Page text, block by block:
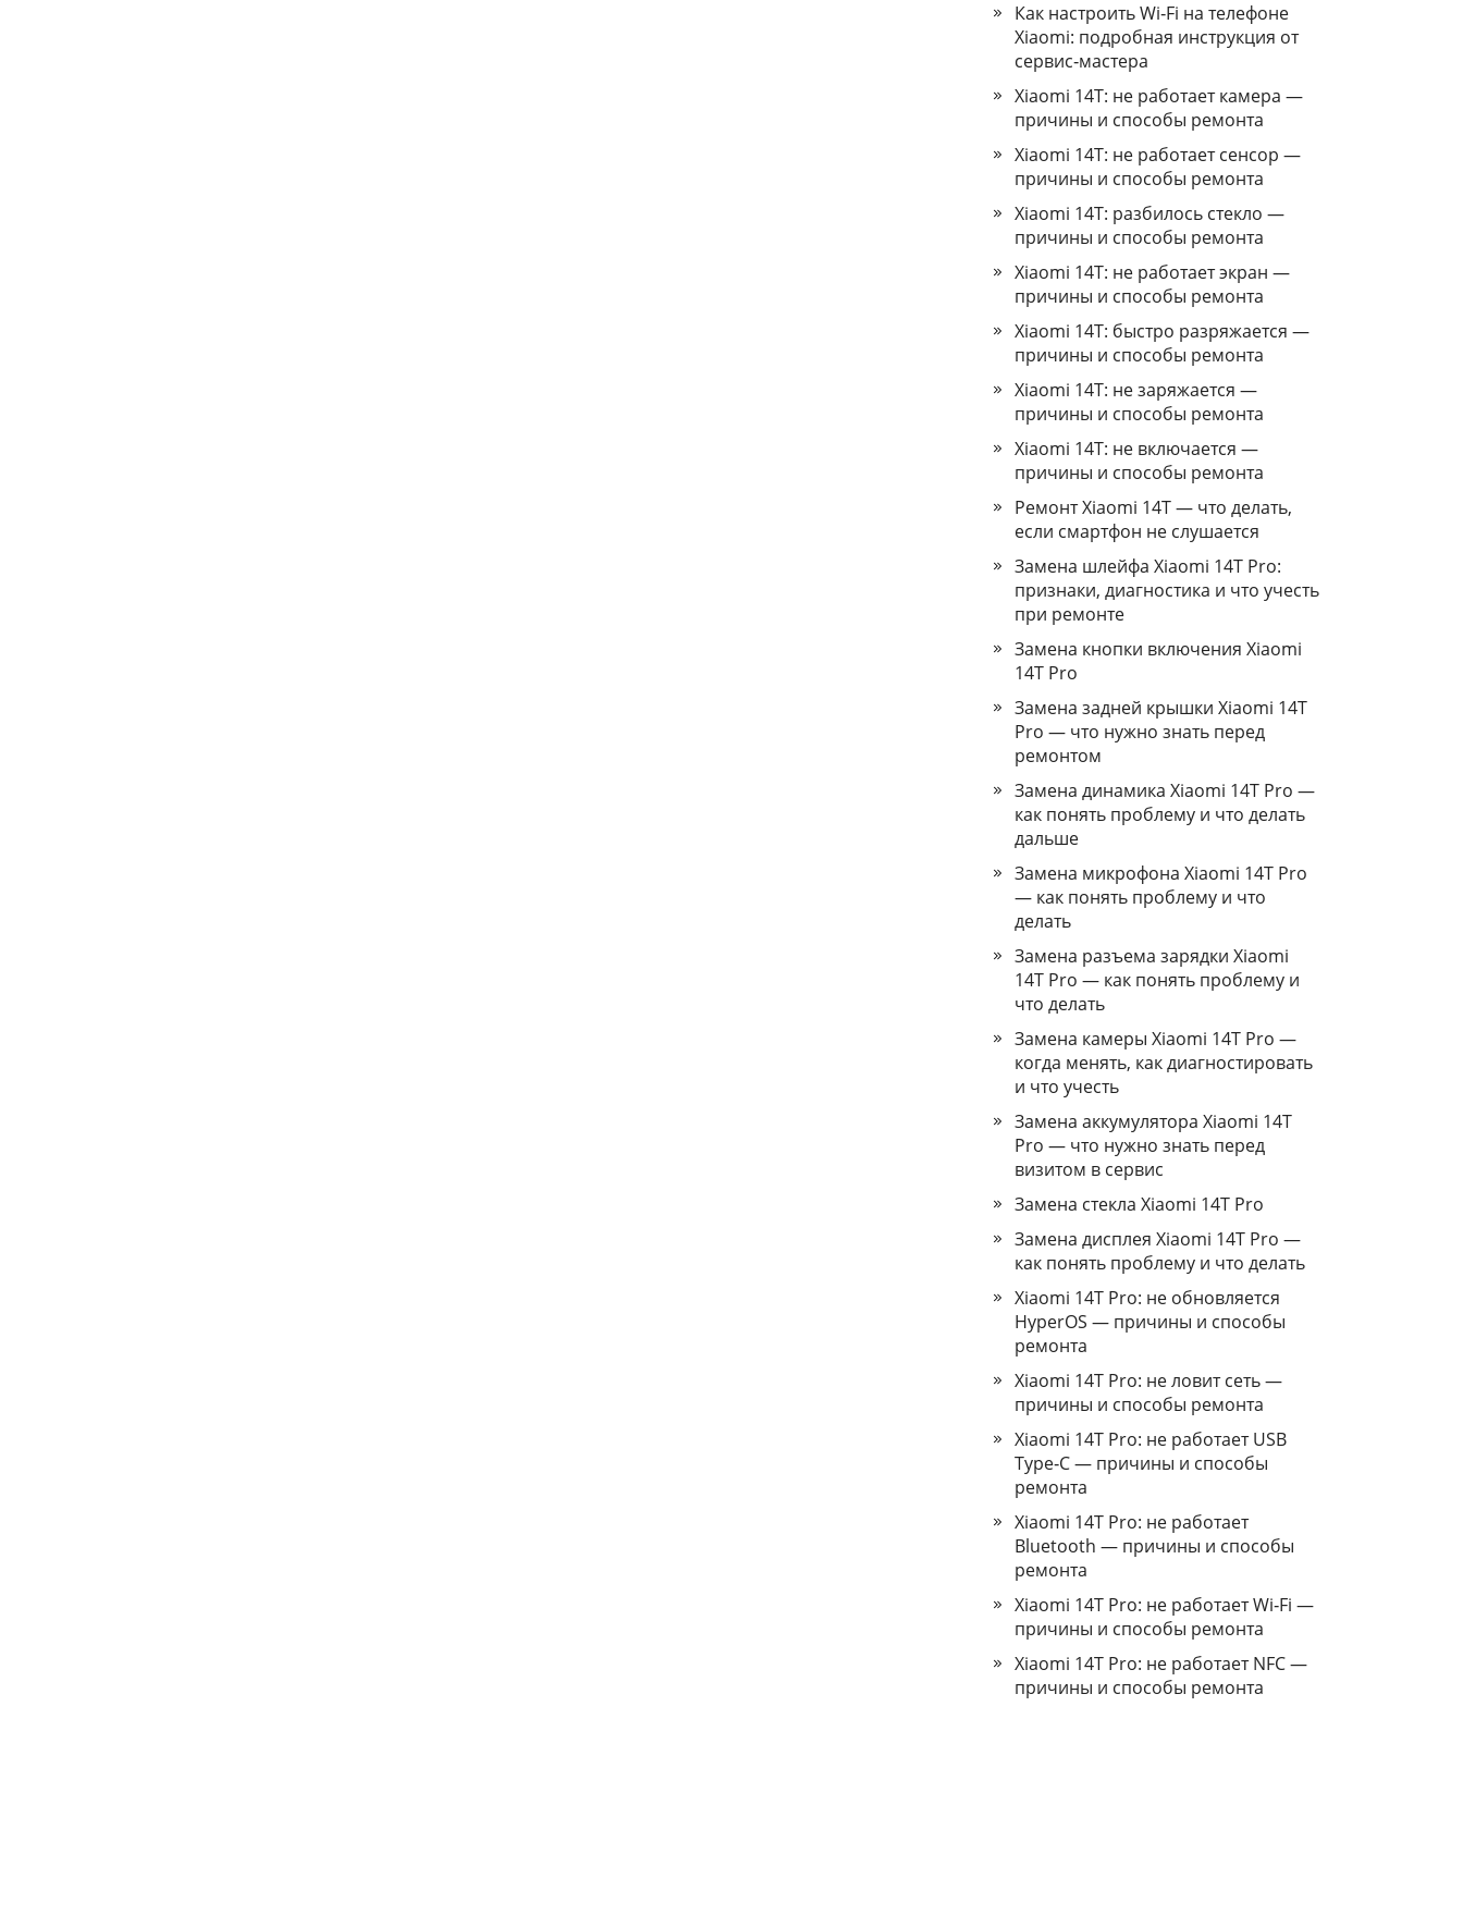
Как настроить Wi‑Fi на телефоне
Xiaomi: подробная инструкция от
сервис‑мастера
Xiaomi 14T: не работает камера —
причины и способы ремонта
Xiaomi 14T: не работает сенсор —
причины и способы ремонта
Xiaomi 14T: разбилось стекло —
причины и способы ремонта
Xiaomi 14T: не работает экран —
причины и способы ремонта
Xiaomi 14T: быстро разряжается —
причины и способы ремонта
Xiaomi 14T: не заряжается —
причины и способы ремонта
Xiaomi 14T: не включается —
причины и способы ремонта
Ремонт Xiaomi 14T — что делать,
если смартфон не слушается
Замена шлейфа Xiaomi 14T Pro:
признаки, диагностика и что учесть
при ремонте
Замена кнопки включения Xiaomi
14T Pro
Замена задней крышки Xiaomi 14T
Pro — что нужно знать перед
ремонтом
Замена динамика Xiaomi 14T Pro —
как понять проблему и что делать
дальше
Замена микрофона Xiaomi 14T Pro
— как понять проблему и что
делать
Замена разъема зарядки Xiaomi
14T Pro — как понять проблему и
что делать
Замена камеры Xiaomi 14T Pro —
когда менять, как диагностировать
и что учесть
Замена аккумулятора Xiaomi 14T
Pro — что нужно знать перед
визитом в сервис
Замена стекла Xiaomi 14T Pro
Замена дисплея Xiaomi 14T Pro —
как понять проблему и что делать
Xiaomi 14T Pro: не обновляется
HyperOS — причины и способы
ремонта
Xiaomi 14T Pro: не ловит сеть —
причины и способы ремонта
Xiaomi 14T Pro: не работает USB
Type‑C — причины и способы
ремонта
Xiaomi 14T Pro: не работает
Bluetooth — причины и способы
ремонта
Xiaomi 14T Pro: не работает Wi‑Fi —
причины и способы ремонта
Xiaomi 14T Pro: не работает NFC —
причины и способы ремонта